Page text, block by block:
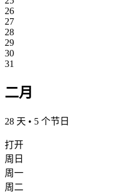
26
27
28
29
30
31
二月
28 天 • 5 个节日
打开
周日
周一
周二